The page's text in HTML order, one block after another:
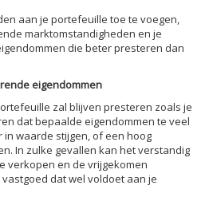
aan je portefeuille toe te voegen,
marktomstandigheden en je
die beter presteren dan
eigendommen
zal blijven presteren zoals je
dat bepaalde eigendommen te veel
waarde stijgen, of een hoog
In zulke gevallen kan het verstandig
verkopen en de vrijgekomen
dat wel voldoet aan je